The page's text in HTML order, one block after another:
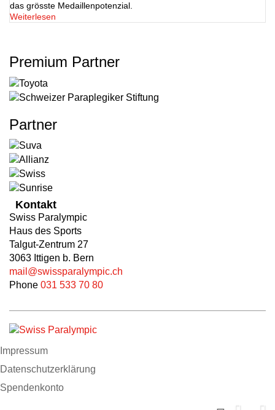
das grösste Medaillenpotenzial.
Weiterlesen
Premium Partner
Partner
Kontakt
Swiss Paralympic
Haus des Sports
Talgut-Zentrum 27
3063 Ittigen b. Bern
mail@swissparalympic.ch
Phone 031 533 70 80
Impressum
Datenschutzerklärung
Spendenkonto